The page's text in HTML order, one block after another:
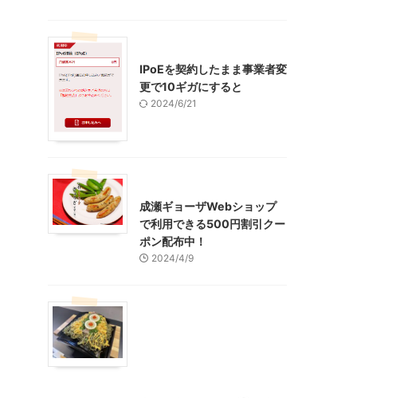
IPoEを契約したまま事業者変
更で10ギガにすると
2024/6/21
成瀬ギョーザWebショップ
で利用できる500円割引クー
ポン配布中！
2024/4/9